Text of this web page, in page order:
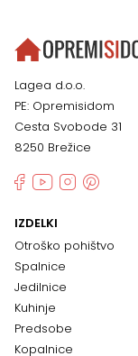
Lagea d.o.o.
PE: Opremisidom
Cesta Svobode 31
8250 Brežice
IZDELKI
Otroško pohištvo
Spalnice
Jedilnice
Kuhinje
Predsobe
Kopalnice